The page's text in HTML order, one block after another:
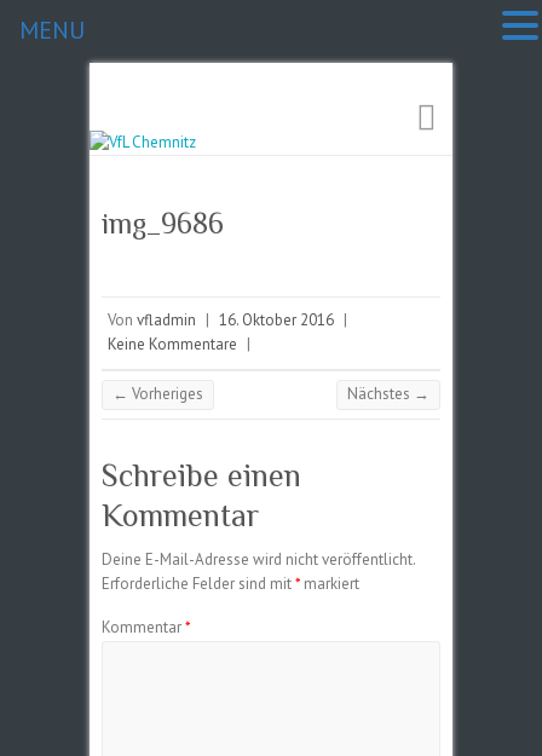
img_9686
Von vfladmin | 16. Oktober 2016 |
Keine Kommentare |
← Vorheriges Nächstes →
Schreibe einen
Kommentar
Deine E-Mail-Adresse wird nicht veröffentlicht.
Erforderliche Felder sind mit* markiert
Kommentar*
MENU